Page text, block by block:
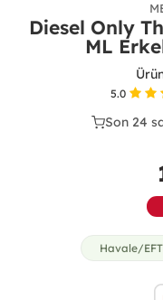
Diesel Only
ML
5.0
Son 24
Havale/